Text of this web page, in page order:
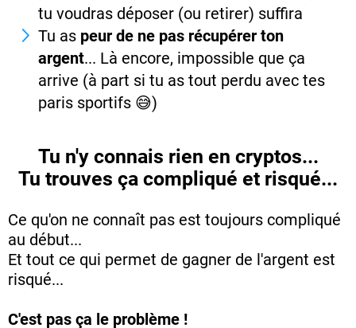
tu voudras déposer (ou retirer) suffira
Tu as peur de ne pas récupérer ton
argent... Là encore, impossible que ça
arrive (à part si tu as tout perdu avec tes
paris sportifs 😅)
Tu n'y connais rien en cryptos...
Tu trouves ça compliqué et risqué...
Ce qu'on ne connaît pas est toujours compliqué
au début...
Et tout ce qui permet de gagner de l'argent est
risqué...
C'est pas ça le problème !